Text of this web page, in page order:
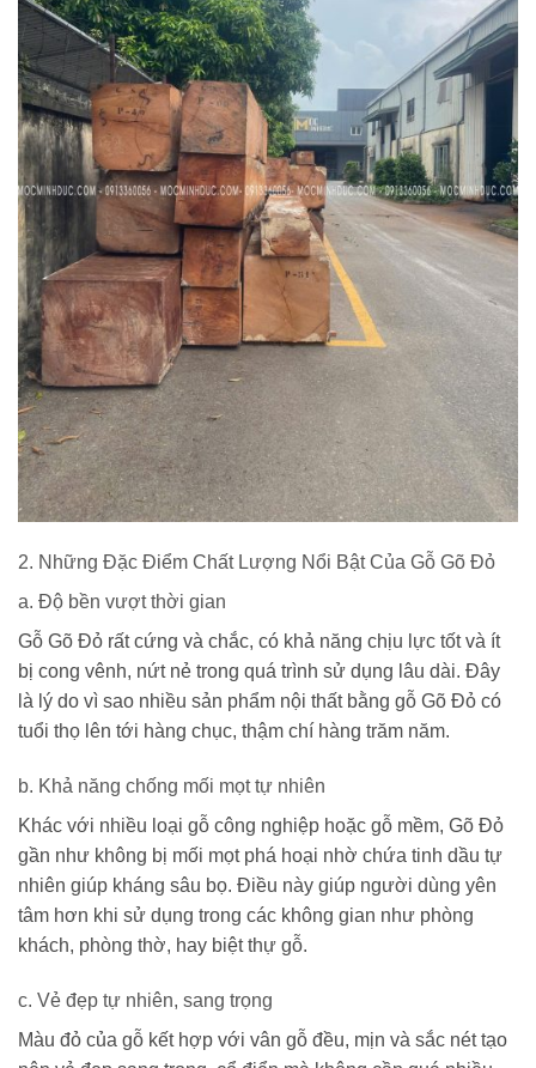
2. Những Đặc Điểm Chất Lượng Nổi Bật Của Gỗ Gõ Đỏ
a. Độ bền vượt thời gian
Gỗ Gõ Đỏ rất cứng và chắc, có khả năng chịu lực tốt và ít
bị cong vênh, nứt nẻ trong quá trình sử dụng lâu dài. Đây
là lý do vì sao nhiều sản phẩm nội thất bằng gỗ Gõ Đỏ có
tuổi thọ lên tới hàng chục, thậm chí hàng trăm năm.
b. Khả năng chống mối mọt tự nhiên
Khác với nhiều loại gỗ công nghiệp hoặc gỗ mềm, Gõ Đỏ
gần như không bị mối mọt phá hoại nhờ chứa tinh dầu tự
nhiên giúp kháng sâu bọ. Điều này giúp người dùng yên
tâm hơn khi sử dụng trong các không gian như phòng
khách, phòng thờ, hay biệt thự gỗ.
c. Vẻ đẹp tự nhiên, sang trọng
Màu đỏ của gỗ kết hợp với vân gỗ đều, mịn và sắc nét tạo